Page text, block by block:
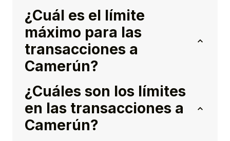
¿Cuál es el límite
máximo para las
transacciones a
Camerún?
¿Cuáles son los límites
en las transacciones a
Camerún?